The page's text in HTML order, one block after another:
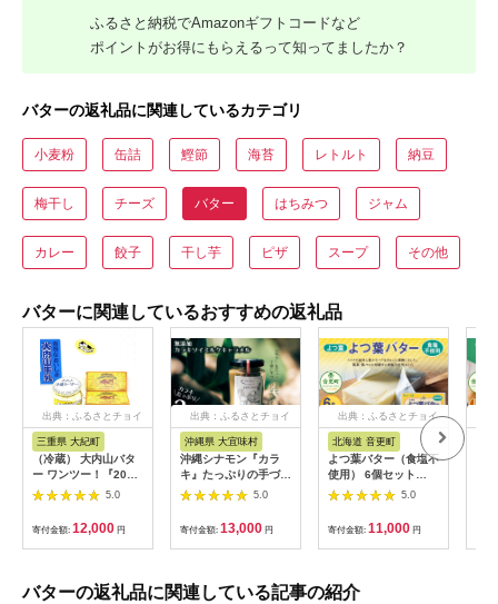
ふるさと納税でAmazonギフトコードなど
ポイントがお得にもらえるって知ってましたか？
バターの返礼品に関連しているカテゴリ
小麦粉 缶詰 鰹節 海苔 レトルト 納豆
梅干し チーズ バター はちみつ ジャム
カレー 餃子 干し芋 ピザ スープ その他
バターに関連しているおすすめの返礼品
出典：ふるさとチョイ
三重県 大紀町
（冷蔵） 大内山バタ
ー ワンツー！『200
ｇ×2個＆300ｇ×1
個』 恵みに感謝 松田
商店 ／ 手造り バター
セット ふるさと納税
三重県 大紀町
5.0
寄付金額: 12,000 円
出典：ふるさとチョイ
沖縄県 大宜味村
沖縄シナモン『カラ
キ』たっぷりの手づく
り無添加カラキソイミ
ルクキャラメル
5.0
寄付金額: 13,000 円
出典：ふるさとチョイ
北海道 音更町
よつ葉バター（食塩不
使用） 6個セット
【A97】 食塩不使用
バター 北海道
5.0
寄付金額: 11,000 円
バターの返礼品に関連している記事の紹介